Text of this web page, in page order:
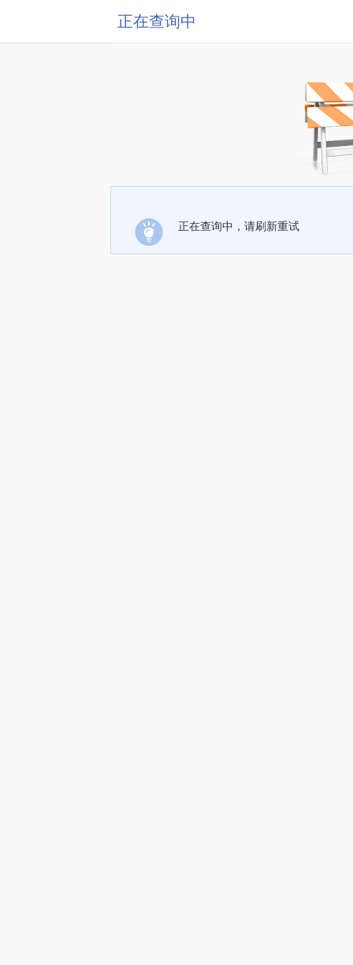
正在查询中
正在查询中，请刷新重试